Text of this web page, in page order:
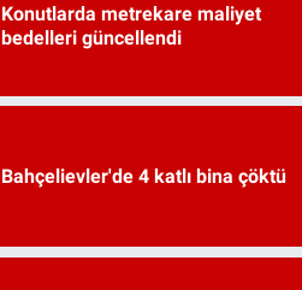
Konutlarda metrekare maliyet
bedelleri güncellendi
Bahçelievler'de 4 katlı bina çöktü